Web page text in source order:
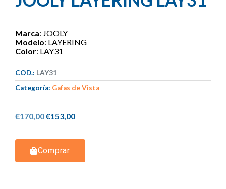
Marca: JOOLY
Modelo: LAYERING
Color: LAY31
COD.: LAY31
Categoría: Gafas de Vista
€170,00€153,00
Comprar